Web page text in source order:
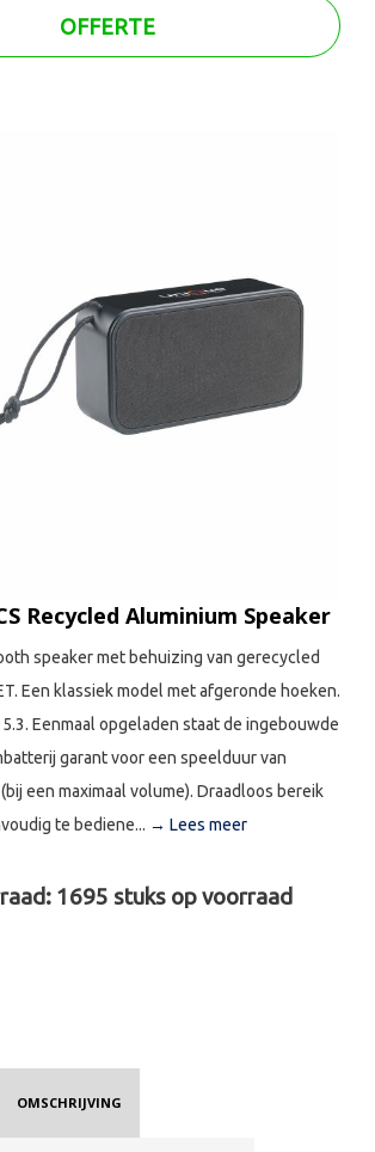
OFFERTE
Recycled Aluminium Speaker
speaker met behuizing van gerecycled
Een klassiek model met afgeronde hoeken.
Eenmaal opgeladen staat de ingebouwde
garant voor een speelduur van
een maximaal volume). Draadloos bereik
te bediene... → Lees meer
1695 stuks op voorraad
OMSCHRIJVING